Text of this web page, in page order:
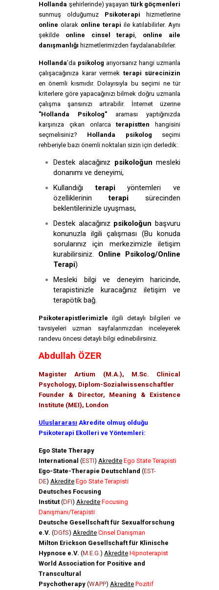
Hollanda şehirlerinde) yaşayan türk göçmenleri
sunmuş olduğumuz Psikoterapi hizmetlerine
online olarak online terapi ile katılabilirler. Aynı
şekilde online cinsel terapi, online aile
danışmanlığı hizmetlerimizden faydalanabilirler.
Hollanda’da psikolog arıyorsanız hangi uzmanla
çalışacağınıza karar vermek terapi sürecinizin
en önemli kısmıdır. Dolayısıyla bu seçimi ne tür
kriterlere göre yapacağınızı bilmek doğru uzmanla
çalışma şansınızı artırabilir. İnternet üzerine
"Hollanda Psikolog" araması yaptığınızda
karşınıza çıkan onlarcaterapistten hangisini
seçmelisiniz? Hollanda psikolog seçimi
rehberiyle bazı önemli noktaları sizin için derledik:
Destek alacağınız psikoloğun mesleki
donanımı ve deneyimi,
Kullandığıterapiyöntemleri ve
özelliklerininterapi sürecinden
beklentilerinizle uyuşması,
Destek alacağınız psikoloğun başvuru
konunuzla ilgili çalışması (Bu konuda
sorularınız için merkezimizle iletişim
kurabilirsiniz. Online Psikolog/Online
Terapi)
Mesleki bilgi ve deneyim haricinde,
terapistinizle kuracağınız iletişim ve
terapötik bağ.
Psikoterapistlerimizle ilgili detaylı bilgileri ve
tavsiyeleri uzman sayfalarımızdan inceleyerek
randevu öncesi detaylı bilgi edinebilirsiniz.
Abdullah ÖZER
Magister Artium (M.A.), M.Sc. Clinical
Psychology, Diplom-Sozialwissenschaftler
Founder & Director, Meaning & Existence
Institute (MEI), London
Uluslararası Akredite olmuş olduğu
Psikoterapi Ekolleri ve Yöntemleri:
Ego State Therapy
International (ESTI) Akredite Ego State Terapisti
Ego-State-Therapie Deutschland (EST-
DE) Akredite Ego State Terapisti
Deutsches Focusing
Institut (DFI) Akredite Focusing
Danışmanı/Terapisti
Deutsche Gesellschaft für Sexualforschung
e.V. (DGfS) Akredite Cinsel Danışman
Milton Erickson Gesellschaft für Klinische
Hypnose e.V. (M.E.G.) Akredite Hipnoterapist
World Association for Positive and
Transcultural
Psychotherapy (WAPP) Akredite Pozitif